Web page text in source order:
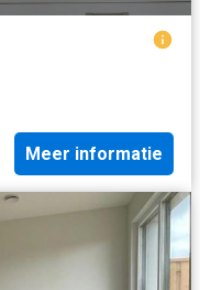
Meer informatie